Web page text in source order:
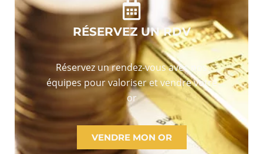
RÉSERVEZ UN RDV
Réservez un rendez-vous avec nos
équipes pour valoriser et vendre votre
or
VENDRE MON OR